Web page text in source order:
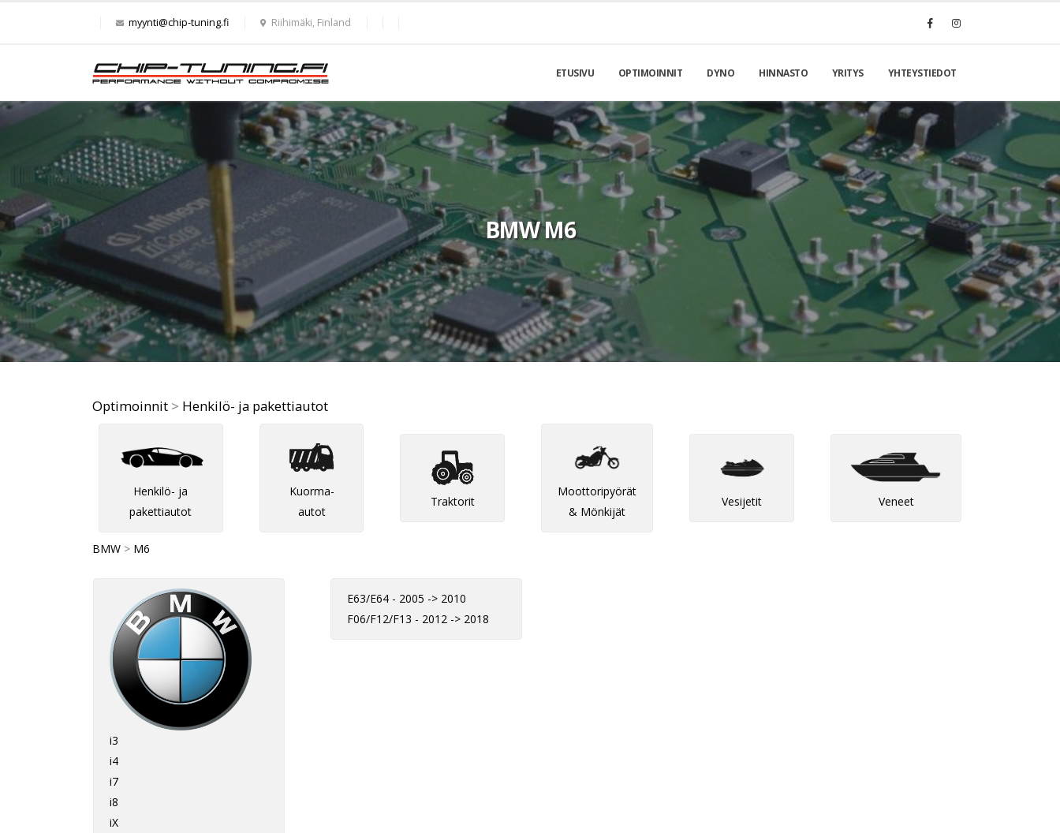
myynti@chip-tuning.fi Riihimäki, Finland
ETUSIVU OPTIMOINNIT DYNO HINNASTO YRITYS YHTEYSTIEDOT
BMW M6
Optimoinnit > Henkilö- ja pakettiautot
Henkilö- ja
pakettiautot
Kuorma-
autot
Traktorit
Moottoripyörät
& Mönkijät
Vesijetit Veneet
BMW > M6
i3
i4
i7
i8
iX
E63/E64 - 2005 -> 2010
F06/F12/F13 - 2012 -> 2018